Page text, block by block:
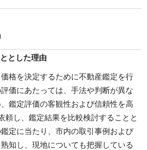
とした理由
格を決定するために不動産鑑定を行
価にあたっては、手法や判断が異な
鑑定評価の客観性および信頼性を高
頼し、鑑定結果を比較検討することと
定に当たり、市内の取引事例および
知し、現地についても把握している